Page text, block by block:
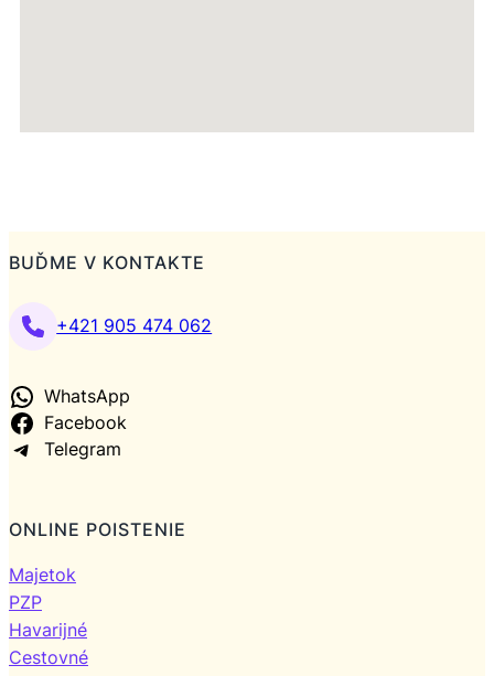
BUĎME V KONTAKTE
+421 905 474 062
WhatsApp
Facebook
Telegram
ONLINE POISTENIE
Majetok
PZP
Havarijné
Cestovné